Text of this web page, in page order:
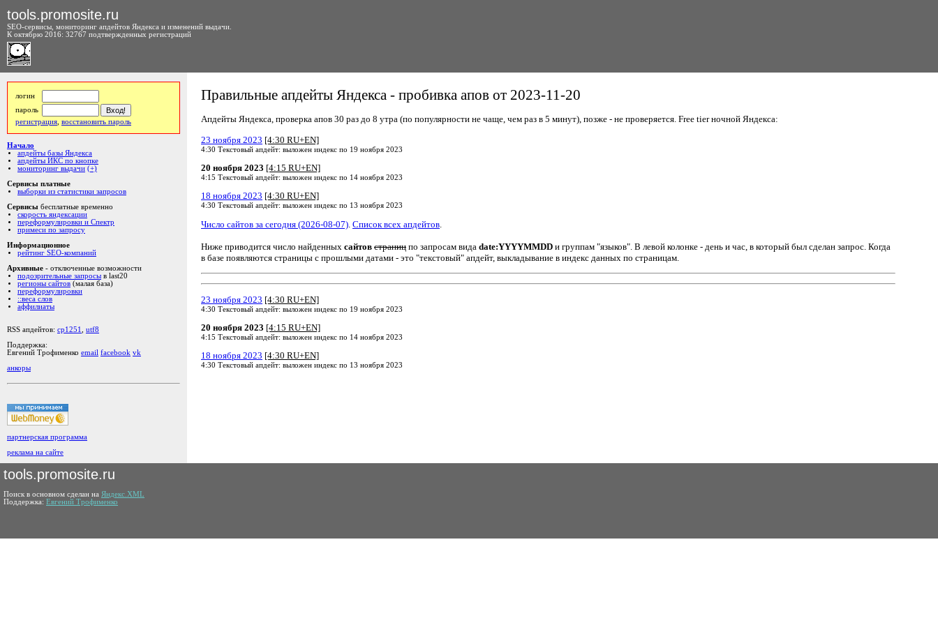
tools.promosite.ru
SEO-сервисы, мониторинг апдейтов Яндекса и изменений выдачи.
К октябрю 2016: 32767 подтвержденных регистраций
логин
пароль
регистрация восстановить пароль
Начало
апдейты базы Яндекса
апдейты ИКС по кнопке
мониторинг выдачи (+)
Сервисы платные
выборки из статистики запросов
Сервисы бесплатные временно
скорость яндексации
переформулировки и Спектр
примеси по запросу
Информационное
рейтинг SEO-компаний
Архивные - отключенные возможности
подозрительные запросы в last20
регионы сайтов (малая база)
переформулировки
::веса слов
аффилиаты
RSS апдейтов: cp1251
utf8
Поддержка:
Евгений Трофименко email facebook vk
анкоры
партнерская программа
реклама на сайте
Правильные апдейты Яндекса - пробивка апов от 2023-11-20
Апдейты Яндекса, проверка апов 30 раз до 8 утра (по популярности не чаще, чем раз в 5 минут), позже - не проверяется. Free tier ночной Яндекса:
23 ноября 2023 [4:30 RU+EN]
4:30 Текстовый апдейт: выложен индекс по 19 ноября 2023
20 ноября 2023 [4:15 RU+EN]
4:15 Текстовый апдейт: выложен индекс по 14 ноября 2023
18 ноября 2023 [4:30 RU+EN]
4:30 Текстовый апдейт: выложен индекс по 13 ноября 2023
Число сайтов за сегодня (2026-08-07) Список всех апдейтов
Ниже приводится число найденных сайтов страниц по запросам вида date:YYYYMMDD и группам "языков". В левой колонке - день и час, в который был сделан запрос. Когда
в базе появляются страницы с прошлыми датами - это "текстовый" апдейт, выкладывание в индекс данных по страницам.
23 ноября 2023 [4:30 RU+EN]
4:30 Текстовый апдейт: выложен индекс по 19 ноября 2023
20 ноября 2023 [4:15 RU+EN]
4:15 Текстовый апдейт: выложен индекс по 14 ноября 2023
18 ноября 2023 [4:30 RU+EN]
4:30 Текстовый апдейт: выложен индекс по 13 ноября 2023
tools.promosite.ru
Поиск в основном сделан на Яндекс.XML
Поддержка: Евгений Трофименко